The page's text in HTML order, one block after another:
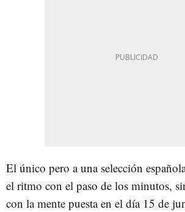
El único pero a una selección
el ritmo con el paso de los minutos,
con la mente puesta en el día 15 de